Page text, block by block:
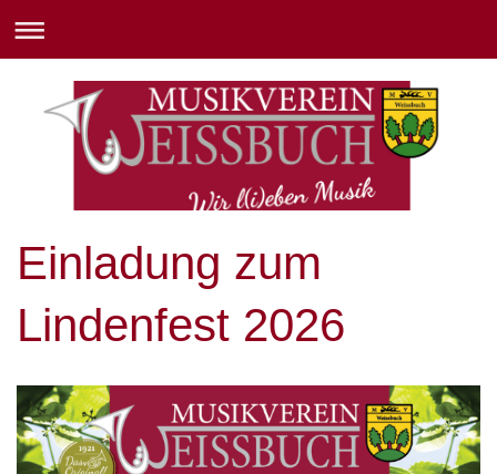
Einladung zum
Lindenfest 2026